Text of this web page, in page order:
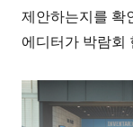
제안하는지를 확
에디터가 박람회